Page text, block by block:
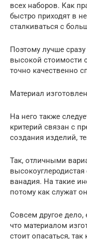
всех наборов. Как
быстро приходят в
сталкиваться с
Поэтому лучше
высокой стоимости
точно качественно
Материал
На него также
критерий связан с
создания изделий,
Так, отличными
ванадия. На такие
потому как служат
Совсем другое дело,
что материалом
стоит опасаться,